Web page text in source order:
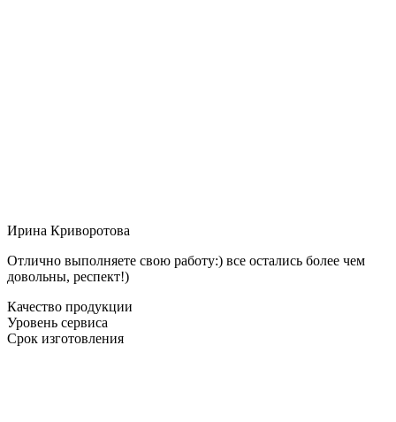
Ирина Криворотова
Отлично выполняете свою работу:) все остались более чем
довольны, респект!)
Качество продукции
Уровень сервиса
Срок изготовления